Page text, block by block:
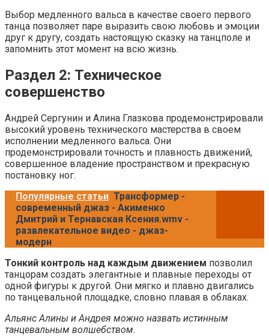
Выбор медленного вальса в качестве своего первого
танца позволяет паре выразить свою любовь и эмоции
друг к другу, создать настоящую сказку на танцполе и
запомнить этот момент на всю жизнь.
Раздел 2: Техническое
совершенство
Андрей Сергунин и Алина Глазкова продемонстрировали
высокий уровень технического мастерства в своем
исполнении медленного вальса. Они
продемонстрировали точность и плавность движений,
совершенное владение пространством и прекрасную
постановку ног.
Популярные статьи Трансформер -
современный джаз - Акименко
Дмитрий и Тернавская Ксения.wmv -
развлекательное видео - джаз-
модерн
Тонкий контроль над каждым движением позволил
танцорам создать элегантные и плавные переходы от
одной фигуры к другой. Они мягко и плавно двигались
по танцевальной площадке, словно плавая в облаках.
Альянс Алины и Андрея можно назвать истинным
танцевальным волшебством.